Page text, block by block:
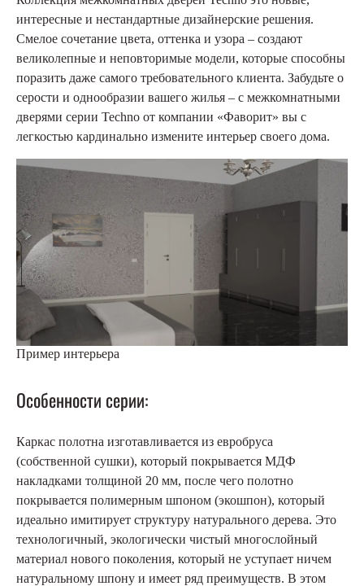
интересные и нестандартные дизайнерские решения.
Смелое сочетание цвета, оттенка и узора – создают
великолепные и неповторимые модели, которые способны
поразить даже самого требовательного клиента. Забудьте о
серости и однообразии вашего жилья – с межкомнатными
дверями серии Techno от компании «Фаворит» вы с
легкостью кардинально измените интерьер своего дома.
Пример интерьера
Особенности серии:
Каркас полотна изготавливается из евробруса
(собственной сушки), который покрывается МДФ
накладками толщиной 20 мм, после чего полотно
покрывается полимерным шпоном (экошпон), который
идеально имитирует структуру натурального дерева. Это
технологичный, экологически чистый многослойный
материал нового поколения, который не уступает ничем
натуральному шпону и имеет ряд преимуществ. В этом